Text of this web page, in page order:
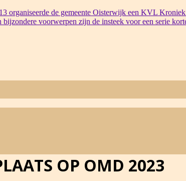
organiseerde de gemeente Oisterwijk een KVL
bijzondere voorwerpen zijn de insteek voor een serie
OP OMD 2023